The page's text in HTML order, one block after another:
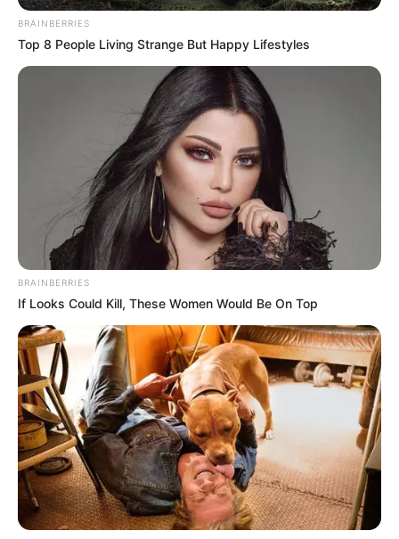
BRAINBERRIES
Top 8 People Living Strange But Happy Lifestyles
BRAINBERRIES
If Looks Could Kill, These Women Would Be On Top